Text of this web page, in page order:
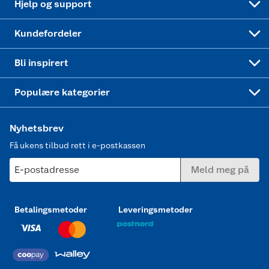
Hjelp og support
Kundefordeler
Bli inspirert
Populære kategorier
Nyhetsbrev
Få ukens tilbud rett i e-postkassen
E-postadresse Meld meg på
Betalingsmetoder Leveringsmetoder